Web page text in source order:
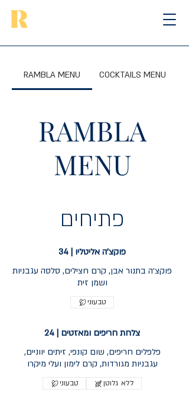
RAMBLA MENU COCKTAILS MENU
RAMBLA
MENU
פתיחים
פוקצ'ה אליטליו | 34
פוקצ׳ה בתנור אבן, קרם חצילים, סלסה עגבניות
ושמן זית
טבעוני
צלחת חריפים ומאזטים | 24
פלפלים חריפים, שום קונפי, זיתים יווניים,
עגבניות מגורדות, קרם לימון ועלי מיקרו
טבעוני ללא גלוטן